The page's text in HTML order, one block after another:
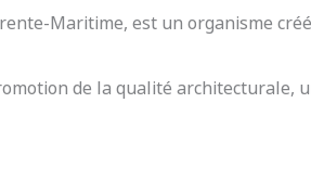
Maritime, est un organisme
de la qualité architecturale,